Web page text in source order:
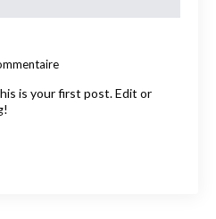
is your first post. Edit or